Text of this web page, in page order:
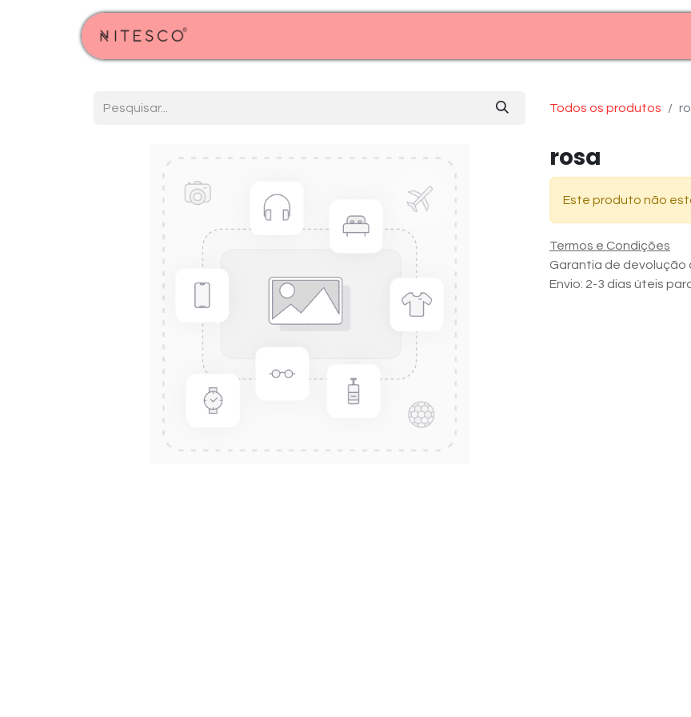
Todos os produtos
rosa
Este produto não
Termos e Condições
Garantia de devolução
Envio: 2-3 dias úteis